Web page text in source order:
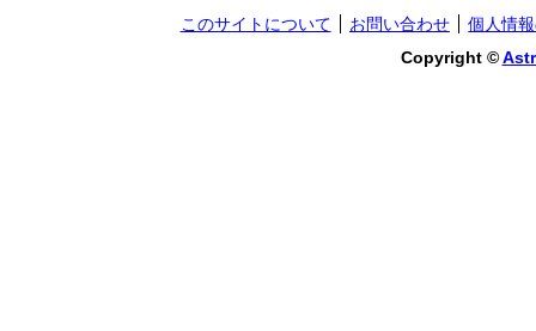
このサイトについて お問い合わせ
個人情
Copyright ©